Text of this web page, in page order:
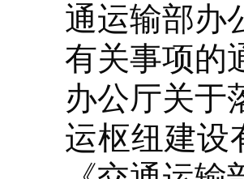
通运输部办
有关事项的
办公厅关于
运枢纽建设